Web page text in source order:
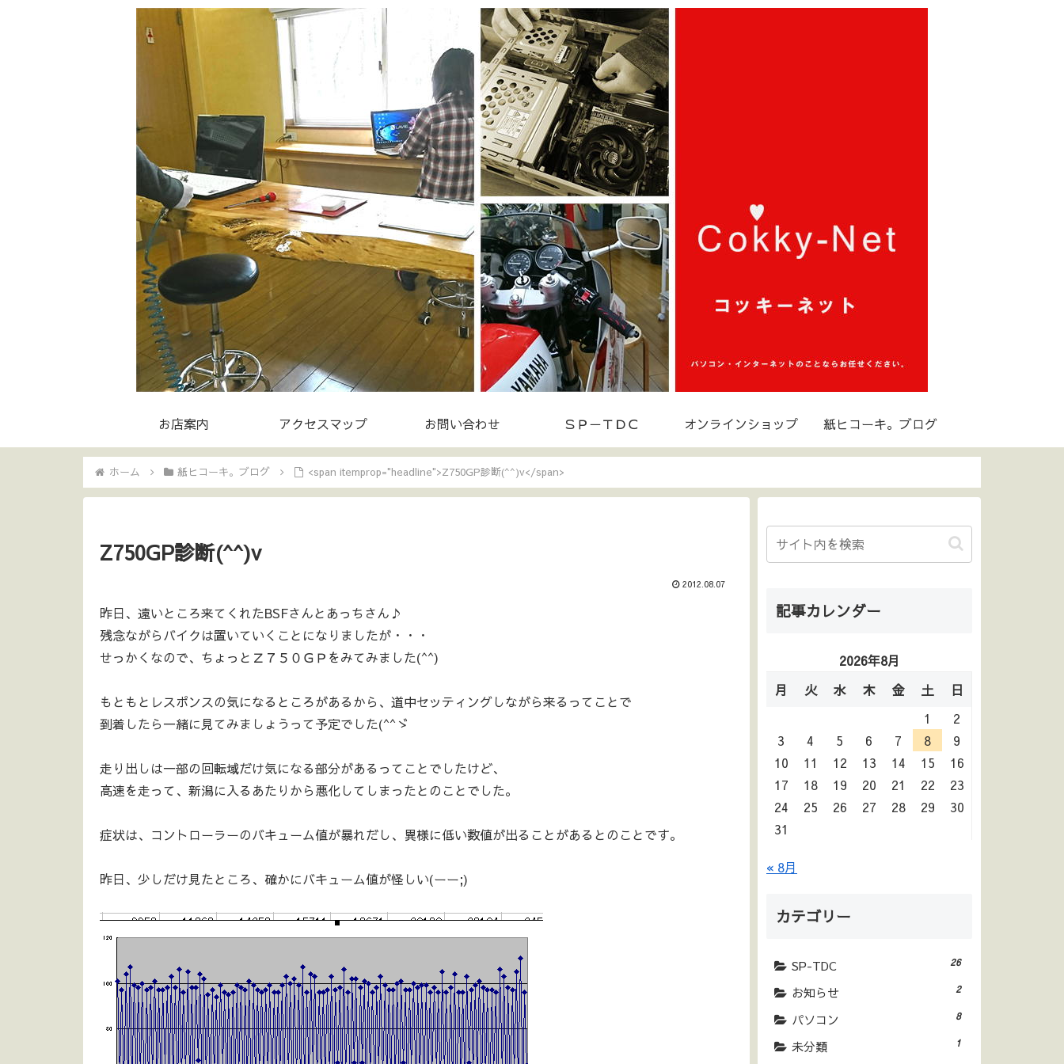
お店案内 アクセスマップ お問い合わせ ＳＰ－ＴＤＣ オンラインショップ 紙ヒコーキ。ブログ
ホーム 紙ヒコーキ。ブログ <span itemprop="headline">Z750GP診断(^^)v</span>
Z750GP診断(^^)v
2012.08.07
昨日、遠いところ来てくれたBSFさんとあっちさん♪
残念ながらバイクは置いていくことになりましたが・・・
せっかくなので、ちょっとＺ７５０ＧＰをみてみました(^^)
もともとレスポンスの気になるところがあるから、道中セッティングしながら来るってことで
到着したら一緒に見てみましょうって予定でした(^^ゞ
走り出しは一部の回転域だけ気になる部分があるってことでしたけど、
高速を走って、新潟に入るあたりから悪化してしまったとのことでした。
症状は、コントローラーのバキューム値が暴れだし、異様に低い数値が出ることがあるとのことです。
昨日、少しだけ見たところ、確かにバキューム値が怪しい(ーー;)
記事カレンダー
2026年8月
月
火 水 木 金 土
日
1
2
3
4 5 6 7 8
9
10
11 12 13 14 15
16
17
18 19 20 21 22
23
24
25 26 27 28 29
30
31
« 8月
カテゴリー
SP-TDC 26
お知らせ 2
パソコン 8
未分類 1